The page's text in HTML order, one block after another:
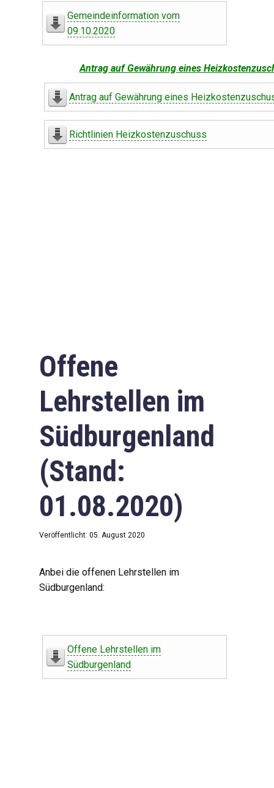
Gemeindeinformation vom
09.10.2020
Antrag auf Gewährung eines
Antrag auf Gewährung eines
Richtlinien Heizkostenzuschuss
Offene
Lehrstellen im
Südburgenland
(Stand:
01.08.2020)
Veröffentlicht: 05. August 2020
Anbei die offenen Lehrstellen im
Südburgenland:
Offene Lehrstellen im
Südburgenland